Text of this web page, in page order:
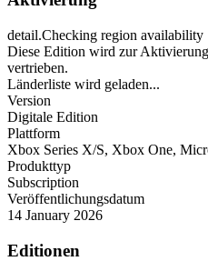
detail.Checking region availability
Diese Edition wird zur
vertrieben.
Länderliste wird geladen...
Version
Digitale Edition
Plattform
Xbox Series X/S, Xbox One,
Produkttyp
Subscription
Veröffentlichungsdatum
14 January 2026
Editionen